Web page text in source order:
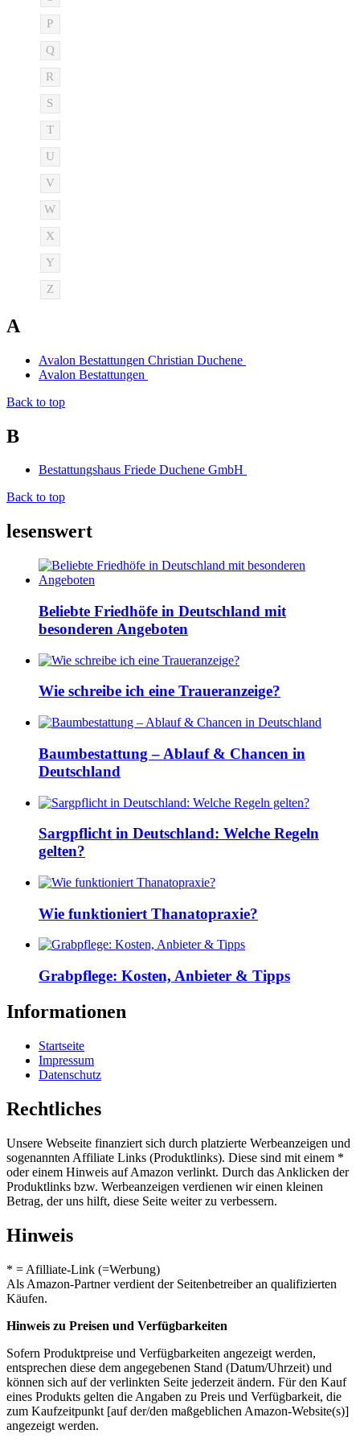
P
Q
R
S
T
U
V
W
X
Y
Z
A
Avalon Bestattungen Christian Duchene
Avalon Bestattungen
Back to top
B
Bestattungshaus Friede Duchene GmbH
Back to top
lesenswert
Beliebte Friedhöfe in Deutschland mit
besonderen Angeboten
Wie schreibe ich eine Traueranzeige?
Baumbestattung – Ablauf & Chancen in
Deutschland
Sargpflicht in Deutschland: Welche Regeln
gelten?
Wie funktioniert Thanatopraxie?
Grabpflege: Kosten, Anbieter & Tipps
Informationen
Startseite
Impressum
Datenschutz
Rechtliches
Unsere Webseite finanziert sich durch platzierte Werbeanzeigen und
sogenannten Affiliate Links (Produktlinks). Diese sind mit einem *
oder einem Hinweis auf Amazon verlinkt. Durch das Anklicken der
Produktlinks bzw. Werbeanzeigen verdienen wir einen kleinen
Betrag, der uns hilft, diese Seite weiter zu verbessern.
Hinweis
* = Afilliate-Link (=Werbung)
Als Amazon-Partner verdient der Seitenbetreiber an qualifizierten
Käufen.
Hinweis zu Preisen und Verfügbarkeiten
Sofern Produktpreise und Verfügbarkeiten angezeigt werden,
entsprechen diese dem angegebenen Stand (Datum/Uhrzeit) und
können sich auf der verlinkten Seite jederzeit ändern. Für den Kauf
eines Produkts gelten die Angaben zu Preis und Verfügbarkeit, die
zum Kaufzeitpunkt [auf der/den maßgeblichen Amazon-Website(s)]
angezeigt werden.